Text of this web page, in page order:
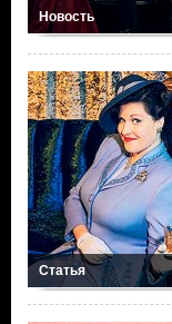
Новость
Статья